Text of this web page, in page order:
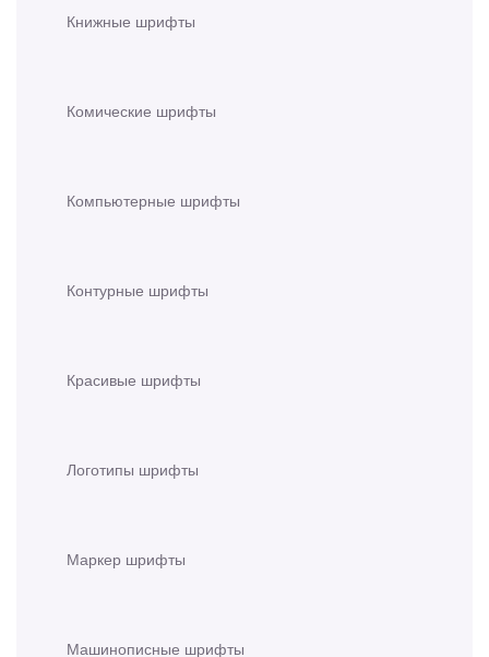
Книжные шрифты
Комические шрифты
Компьютерные шрифты
Контурные шрифты
Красивые шрифты
Логотипы шрифты
Маркер шрифты
Машинописные шрифты